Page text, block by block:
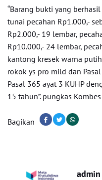
“Barang bukti yang
tunai pecahan Rp1.000,-
Rp2.000,- 19 lembar,
Rp10.000,- 24 lembar,
kantong kresek warna
rokok ys pro mild dan
Pasal 365 ayat 3 KUHP
15 tahun”. pungkas
Bagikan
admin